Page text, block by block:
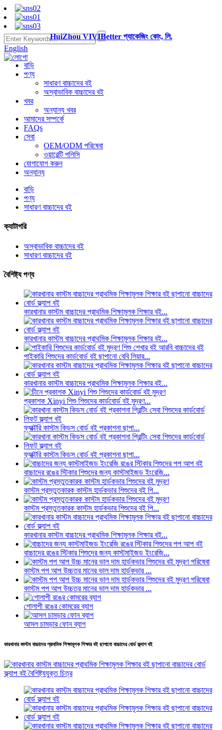
English
HuiZhou VIVIBetter প্যাকেজিং কোং, লি.
বাড়ি
পণ্য
সাধারণ বাচ্চাদের বই
অস্বাভাবিক বাচ্চাদের বই
খবর
অন্যান্য খবর
আমাদের সম্পর্কে
FAQs
সেবা
OEM/ODM পরিষেবা
ওয়ারেন্টি পলিসি
যোগাযোগ করুন
অন্যান্য
বাড়ি
পণ্য
সাধারণ বাচ্চাদের বই
ক্যাটাগরি
অস্বাভাবিক বাচ্চাদের বই
সাধারণ বাচ্চাদের বই
বৈশিষ্ট্য পণ্য
কারখানার কাস্টম বাচ্চাদের প্রাথমিক শিক্ষামূলক শিক্ষার বই...
কারখানার কাস্টম বাচ্চাদের প্রাথমিক শিক্ষামূলক শিক্ষার বই...
পাইকারি শিশুদের কার্ডবোর্ড বই ছাপানো বেবি লিয়ার...
কারখানার কাস্টম বাচ্চাদের প্রাথমিক শিক্ষামূলক শিক্ষার বই...
প্রকাশক Xinyi শিশু শিশুদের কার্ডবোর্ড বই মুদ্রণ...
ফ্যাক্টরি কাস্টম কিডস বোর্ড বই প্রকাশনা ছাপা...
ফ্যাক্টরি কাস্টম কিডস বোর্ড বই প্রকাশনা ছাপা...
বাচ্চাদের রঙের স্টিকার শিশুদের জন্য কাস্টমাইজড ইংরেজি...
কাস্টম প্রস্তুতকারক কাস্টম হার্ডকভার শিশুদের বই পি...
কাস্টম প্রস্তুতকারক কাস্টম হার্ডকভার শিশুদের বই পি...
কারখানার কাস্টম বাচ্চাদের প্রাথমিক শিক্ষামূলক শিক্ষার বই...
বাচ্চাদের রঙের স্টিকার শিশুদের জন্য কাস্টমাইজড ইংরেজি...
কাস্টম পপ আপ উচ্চতর মানের ভাল দাম হার্ডকভার ...
কাস্টম পপ আপ উচ্চতর মানের ভাল দাম হার্ডকভার ...
গোলাপী রঙের কোমরের ব্যাগ
আসল চামড়ার ফোন ব্যাগ
কারখানার কাস্টম বাচ্চাদের প্রাথমিক শিক্ষামূলক শিক্ষার বই ছাপানো বাচ্চাদের বোর্ড ফ্ল্যাপ বই